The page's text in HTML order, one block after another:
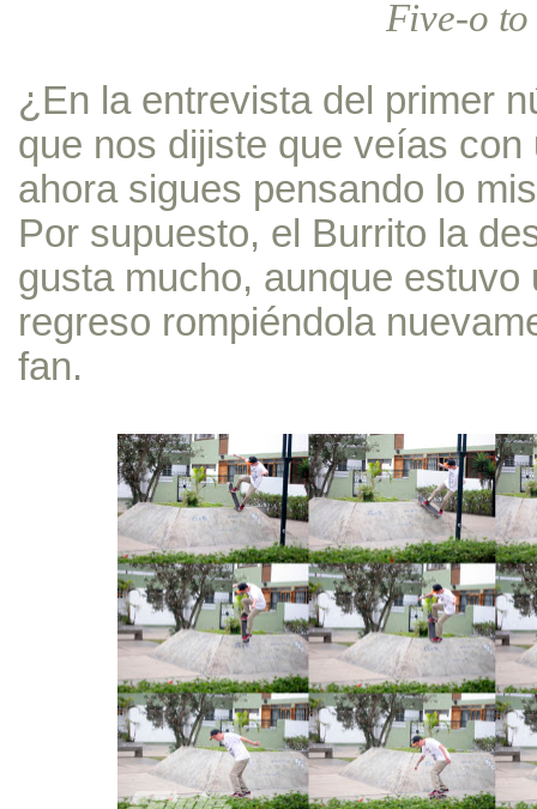
Five-o
¿En la entrevista del primer
que nos dijiste que veías
ahora sigues pensando lo
Por supuesto, el Burrito la
gusta mucho, aunque estuvo
regreso rompiéndola
fan.